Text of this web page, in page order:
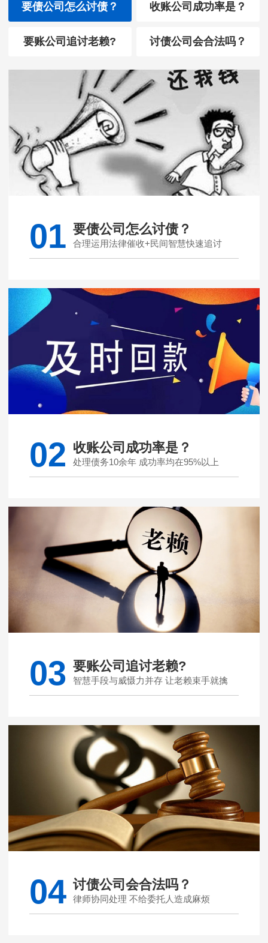
要债公司怎么讨债？ 收账公司成功率是？
要账公司追讨老赖? 讨债公司会合法吗？
01 要债公司怎么讨债？
合理运用法律催收+民间智慧快速追讨
02 收账公司成功率是？
处理债务10余年 成功率均在95%以上
03 要账公司追讨老赖?
智慧手段与威慑力并存 让老赖束手就擒
04 讨债公司会合法吗？
律师协同处理 不给委托人造成麻烦